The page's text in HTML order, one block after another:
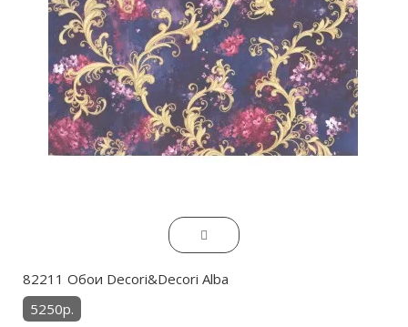
82211 Обои Decori&Decori Alba
5250р.